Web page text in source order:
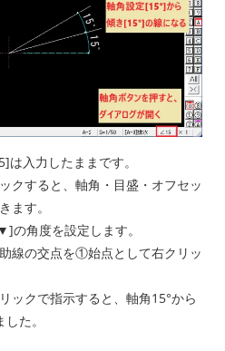
入力したままです。
クすると、軸角・目盛・オフセッ
ます。
角度を設定します。
線の交点を①始点として右クリッ
ックで指示すると、軸角15°から
た。